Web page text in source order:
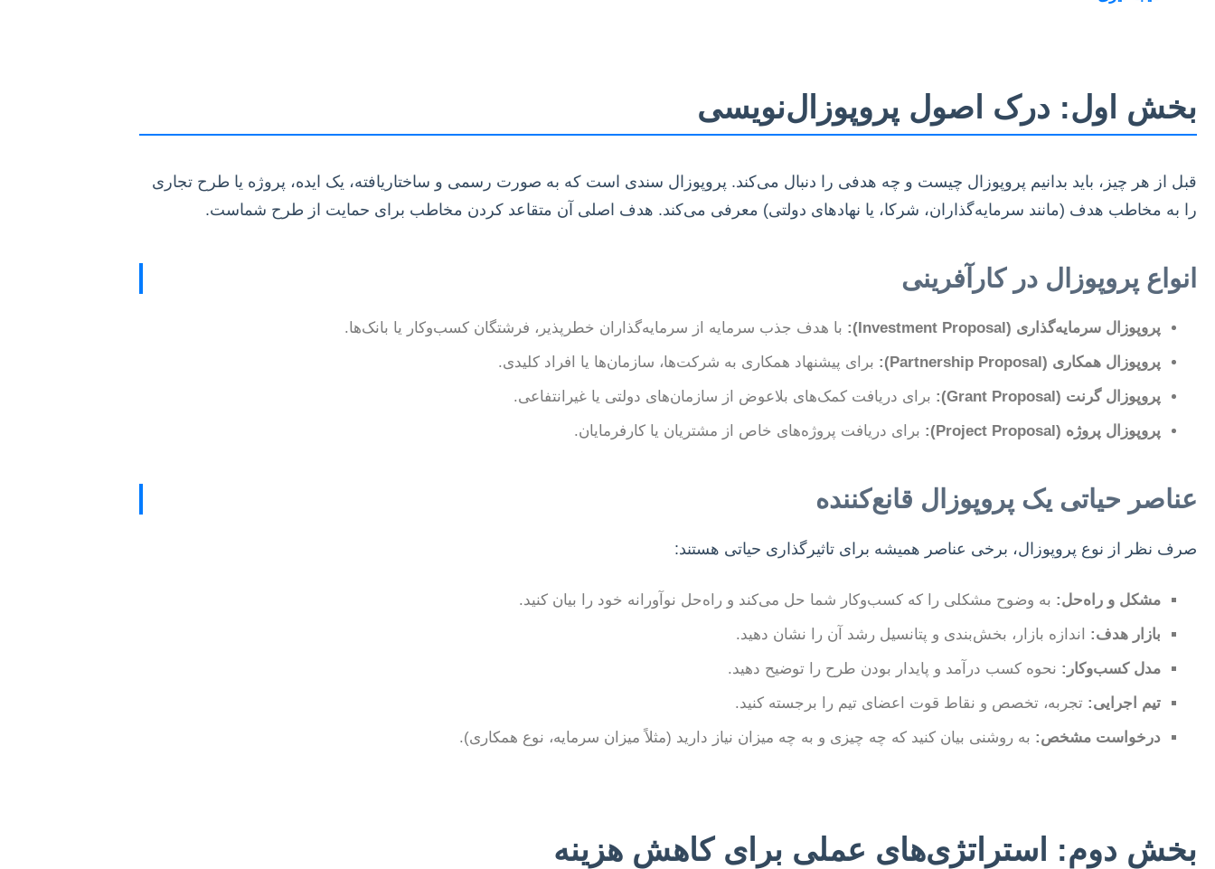
بخش اول: درک اصول پروپوزال‌نویسی
قبل از هر چیز، باید بدانیم پروپوزال چیست و چه هدفی را دنبال می‌کند. پروپوزال سندی است که به صورت رسمی و ساختاریافته، یک ایده، پروژه یا طرح تجاری
را به مخاطب هدف (مانند سرمایه‌گذاران، شرکا، یا نهادهای دولتی) معرفی می‌کند. هدف اصلی آن متقاعد کردن مخاطب برای حمایت از طرح شماست.
انواع پروپوزال در کارآفرینی
پروپوزال سرمایه‌گذاری (Investment Proposal):
با هدف جذب سرمایه از سرمایه‌گذاران خطرپذیر، فرشتگان کسب‌وکار یا بانک‌ها.
پروپوزال همکاری (Partnership Proposal):
برای پیشنهاد همکاری به شرکت‌ها، سازمان‌ها یا افراد کلیدی.
پروپوزال گرنت (Grant Proposal):
برای دریافت کمک‌های بلاعوض از سازمان‌های دولتی یا غیرانتفاعی.
پروپوزال پروژه (Project Proposal):
برای دریافت پروژه‌های خاص از مشتریان یا کارفرمایان.
عناصر حیاتی یک پروپوزال قانع‌کننده
صرف نظر از نوع پروپوزال، برخی عناصر همیشه برای تاثیرگذاری حیاتی هستند:
مشکل و راه‌حل: به وضوح مشکلی را که کسب‌وکار شما حل می‌کند و راه‌حل نوآورانه خود را بیان کنید.
بازار هدف: اندازه بازار، بخش‌بندی و پتانسیل رشد آن را نشان دهید.
مدل کسب‌وکار: نحوه کسب درآمد و پایدار بودن طرح را توضیح دهید.
تیم اجرایی: تجربه، تخصص و نقاط قوت اعضای تیم را برجسته کنید.
درخواست مشخص: به روشنی بیان کنید که چه چیزی و به چه میزان نیاز دارید (مثلاً میزان سرمایه، نوع همکاری).
بخش دوم: استراتژی‌های عملی برای کاهش هزینه